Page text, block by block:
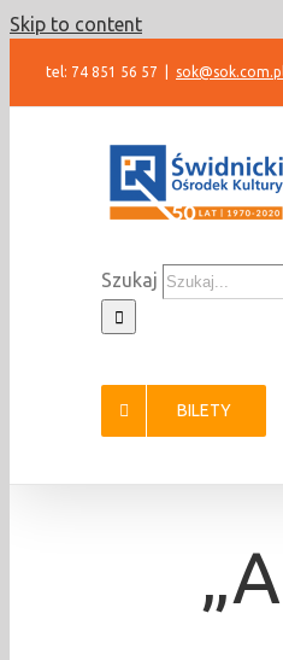
Skip to content
tel: 74 851 56 57
Szukaj
BILETY